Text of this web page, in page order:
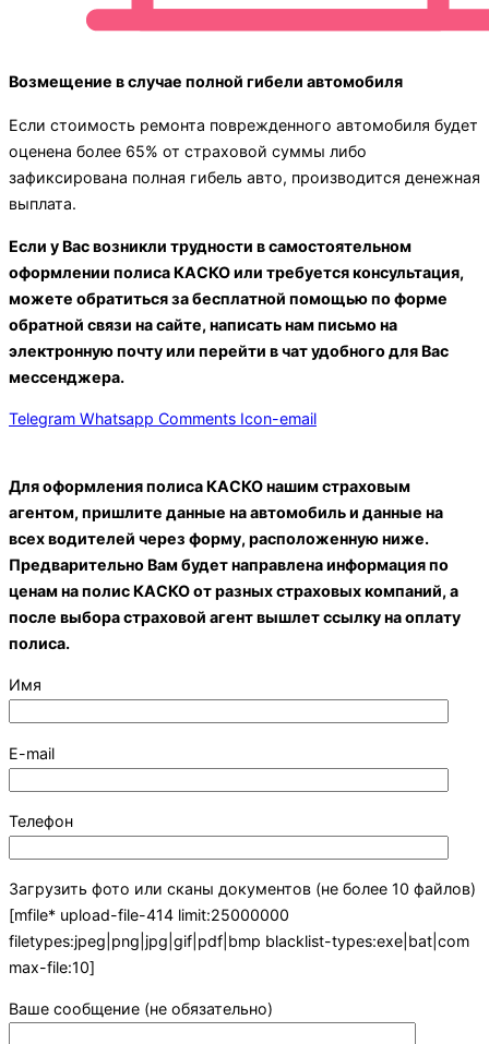
Возмещение в случае полной гибели автомобиля
Если стоимость ремонта поврежденного автомобиля будет
оценена более 65% от страховой суммы либо
зафиксирована полная гибель авто, производится денежная
выплата.
Если у Вас возникли трудности в самостоятельном
оформлении полиса КАСКО или требуетсяконсультация,
можете обратиться за бесплатной помощью по форме
обратной связи на сайте, написать нам письмо на
электронную почту или перейти в чат удобного для Вас
мессенджера.
Telegram Whatsapp Comments Icon-email
Для оформления полиса КАСКО нашим страховым
агентом, пришлите данные наавтомобиль и данные на
всех водителей через форму, расположенную ниже.
Предварительно Вам будет направленаинформация по
ценам на полис КАСКО от разных страховых компаний, а
после выбора страховой агент вышлет ссылку на оплату
полиса.
Имя
E-mail
Телефон
Загрузить фото или сканы документов (не более 10 файлов)
[mfile* upload-file-414 limit:25000000
filetypes:jpeg|png|jpg|gif|pdf|bmp blacklist-types:exe|bat|com
max-file:10]
Ваше сообщение (не обязательно)